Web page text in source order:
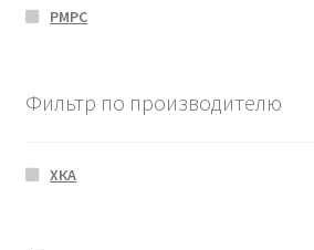
РМРС
Фильтр по производителю
ХКА